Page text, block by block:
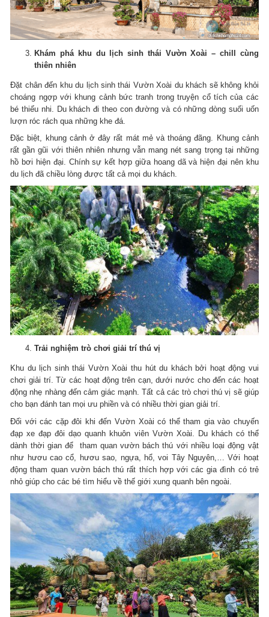
Khám phá khu du lịch sinh thái Vườn Xoài – chill cùng
thiên nhiên
Đặt chân đến khu du lịch sinh thái Vườn Xoài du khách sẽ không khỏi
choáng ngợp với khung cảnh bức tranh trong truyện cổ tích của các
bé thiếu nhi. Du khách đi theo con đường và có những dòng suối uốn
lượn róc rách qua những khe đá.
Đặc biệt, khung cảnh ở đây rất mát mẻ và thoáng đãng. Khung cảnh
rất gần gũi với thiên nhiên nhưng vẫn mang nét sang trọng tại những
hồ bơi hiện đại. Chính sự kết hợp giữa hoang dã và hiện đại nên khu
du lịch đã chiều lòng được tất cả mọi du khách.
Trải nghiệm trò chơi giải trí thú vị
Khu du lịch sinh thái Vườn Xoài thu hút du khách bởi hoạt động vui
chơi giải trí. Từ các hoạt động trên cạn, dưới nước cho đến các hoạt
động nhẹ nhàng đến cảm giác mạnh. Tất cả các trò chơi thú vị sẽ giúp
cho bạn đánh tan mọi ưu phiền và có nhiều thời gian giải trí.
Đối với các cặp đôi khi đến Vườn Xoài có thể tham gia vào chuyến
đạp xe đạp đôi dạo quanh khuôn viên Vườn Xoài. Du khách có thể
dành thời gian để tham quan vườn bách thú với nhiều loại động vật
như hươu cao cổ, hươu sao, ngựa, hổ, voi Tây Nguyên,… Với hoạt
động tham quan vườn bách thú rất thích hợp với các gia đình có trẻ
nhỏ giúp cho các bé tìm hiểu về thế giới xung quanh bên ngoài.